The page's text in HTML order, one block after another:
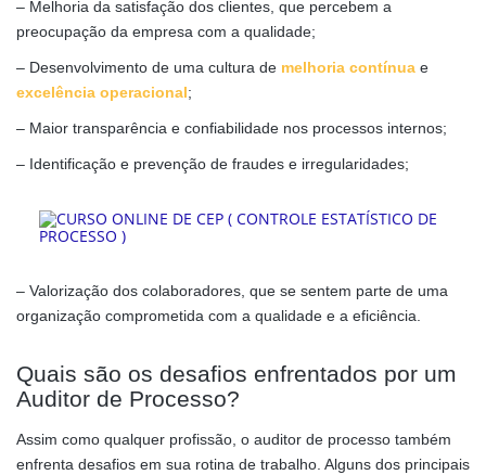
– Melhoria da satisfação dos clientes, que percebem a
preocupação da empresa com a qualidade;
– Desenvolvimento de uma cultura de melhoria contínua e
excelência operacional;
– Maior transparência e confiabilidade nos processos internos;
– Identificação e prevenção de fraudes e irregularidades;
– Valorização dos colaboradores, que se sentem parte de uma
organização comprometida com a qualidade e a eficiência.
Quais são os desafios enfrentados por um
Auditor de Processo?
Assim como qualquer profissão, o auditor de processo também
enfrenta desafios em sua rotina de trabalho. Alguns dos principais